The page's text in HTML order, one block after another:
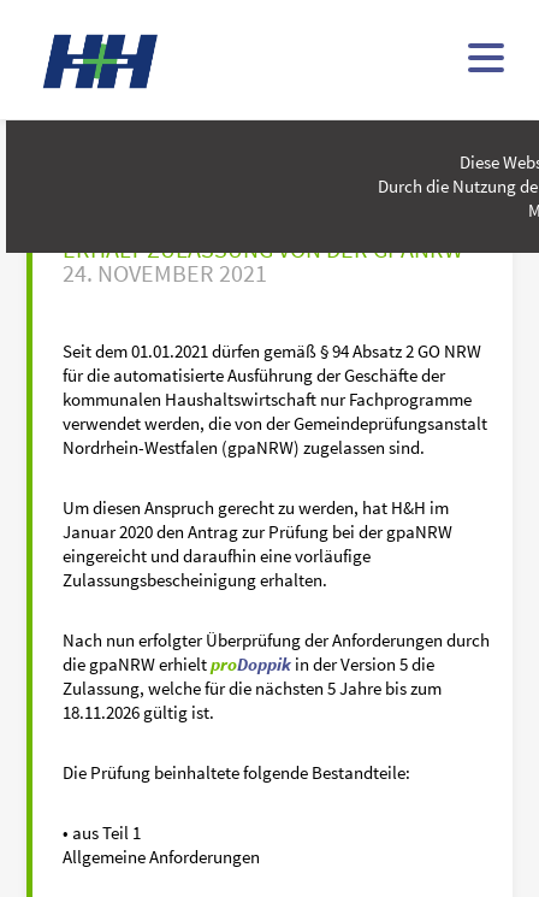
Diese
Durch die Nutzung
NEUIGKEITENÜBERSICHT 2021
ERHÄLT ZULASSUNG VON DER GPANRW
24. NOVEMBER 2021
Seit dem 01.01.2021 dürfen gemäß § 94 Absatz 2 GO NRW
für die automatisierte Ausführung der Geschäfte der
kommunalen Haushaltswirtschaft nur Fachprogramme
verwendet werden, die von der Gemeindeprüfungsanstalt
Nordrhein-Westfalen (gpaNRW) zugelassen sind.
Um diesen Anspruch gerecht zu werden, hat H&H im
Januar 2020 den Antrag zur Prüfung bei der gpaNRW
eingereicht und daraufhin eine vorläufige
Zulassungsbescheinigung erhalten.
Nach nun erfolgter Überprüfung der Anforderungen durch
die gpaNRW erhieltproDoppik in der Version 5 die
Zulassung, welche für die nächsten 5 Jahre bis zum
18.11.2026 gültig ist.
Die Prüfung beinhaltete folgende Bestandteile:
• aus Teil 1
Allgemeine Anforderungen